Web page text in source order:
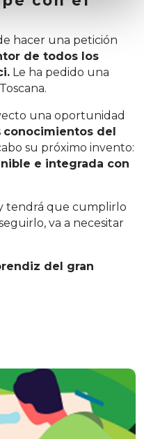
hacer una petición
de todos los
Le ha pedido una
una oportunidad
conocimientos del
su próximo invento:
e integrada con
tendrá que cumplirlo
va a necesitar
del gran